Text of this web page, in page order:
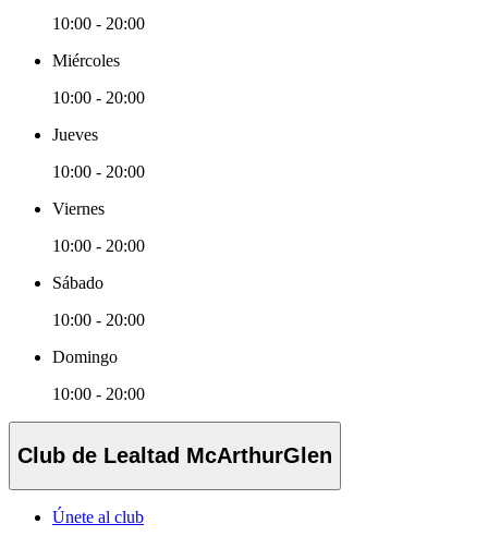
10:00 - 20:00
Miércoles
10:00 - 20:00
Jueves
10:00 - 20:00
Viernes
10:00 - 20:00
Sábado
10:00 - 20:00
Domingo
10:00 - 20:00
Club de Lealtad McArthurGlen
Únete al club